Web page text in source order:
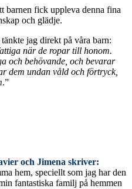
barnen fick uppleva denna fina
och glädje.
jag direkt på våra barn:
när de ropar till honom.
och behövande, och bevarar
dem undan våld och förtryck,
.”
och Jimena skriver:
hem, speciellt som jag har den
fantastiska familj på hemmen